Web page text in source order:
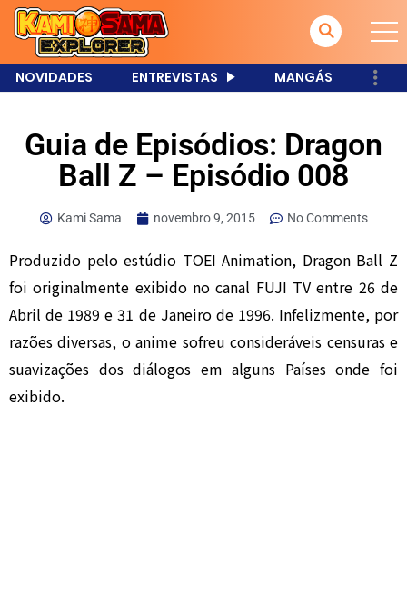
NOVIDADES ENTREVISTAS MANGÁS
Guia de Episódios: Dragon
Ball Z – Episódio 008
Kami Sama novembro 9, 2015 No Comments
Produzido pelo estúdio TOEI Animation, Dragon Ball Z
foi originalmente exibido no canal FUJI TV entre 26 de
Abril de 1989 e 31 de Janeiro de 1996. Infelizmente, por
razões diversas, o anime sofreu consideráveis censuras e
suavizações dos diálogos em alguns Países onde foi
exibido.